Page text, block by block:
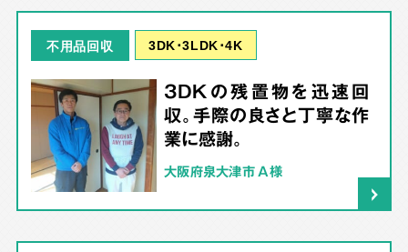
不用品回収 3DK･3LDK･4K
3DKの残置物を迅速回
収。手際の良さと丁寧な作
業に感謝。
大阪府泉大津市 A様